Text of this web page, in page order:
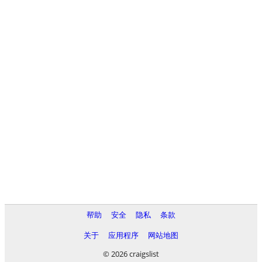
帮助 安全 隐私
条款
关于
应用程序
网站地图
© 2026 craigslist